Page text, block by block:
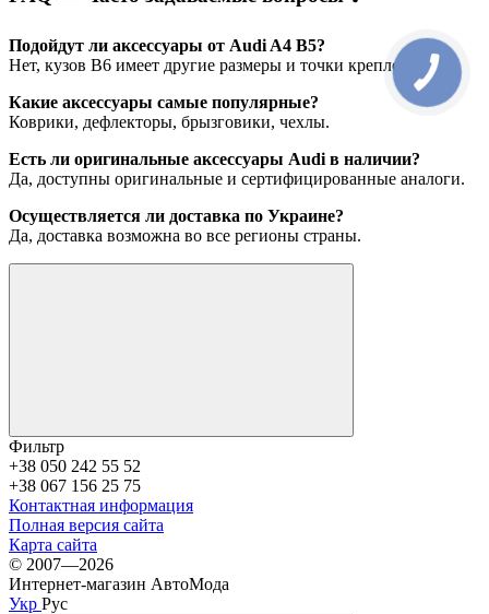
Подойдут ли аксессуары от Audi A4 B5?
Нет, кузов B6 имеет другие размеры и точки крепления.
Какие аксессуары самые популярные?
Коврики, дефлекторы, брызговики, чехлы.
Есть ли оригинальные аксессуары Audi в наличии?
Да, доступны оригинальные и сертифицированные аналоги.
Осуществляется ли доставка по Украине?
Да, доставка возможна во все регионы страны.
Фильтр
+38 050 242 55 52
+38 067 156 25 75
Контактная информация
Полная версия сайта
Карта сайта
© 2007—2026
Интернет-магазин АвтоМода
Укр Рус